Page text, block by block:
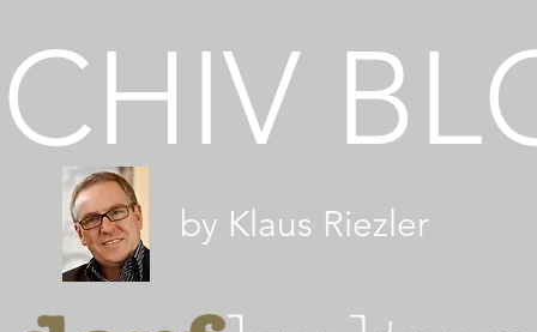
V
by Klaus Riezler